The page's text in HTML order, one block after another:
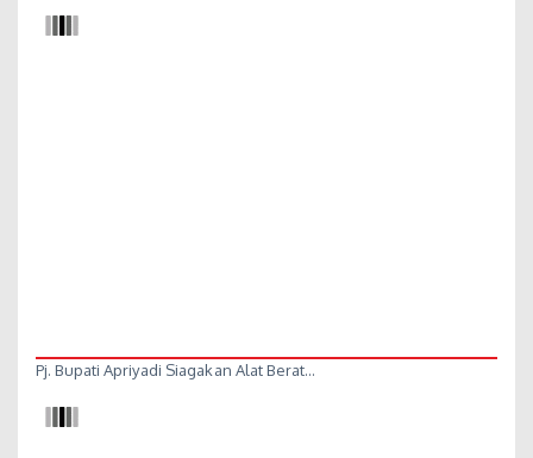
Pj. Bupati Apriyadi Siagakan Alat Berat…